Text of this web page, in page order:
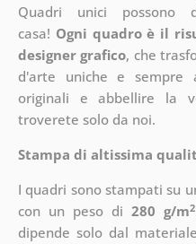
Quadri unici possono
casa! Ogni quadro è il
designer grafico, che
d'arte uniche e sempre
originali e abbellire la
troverete solo da noi.
Stampa di altissima
I quadri sono stampati su
con un peso di 280 g/m2
dipende solo dal